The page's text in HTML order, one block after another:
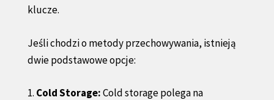
klucze.
Jeśli chodzi o metody przechowywania, istnieją
dwie podstawowe opcje:
Cold Storage:Cold storage polega na